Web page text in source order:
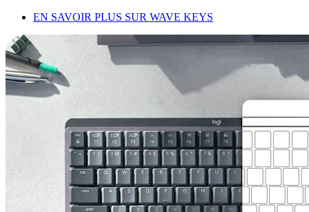
EN SAVOIR PLUS SUR WAVE KEYS